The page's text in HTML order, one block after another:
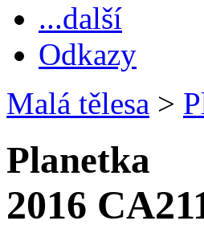
...další
Odkazy
Malá tělesa >
Planetka
2016